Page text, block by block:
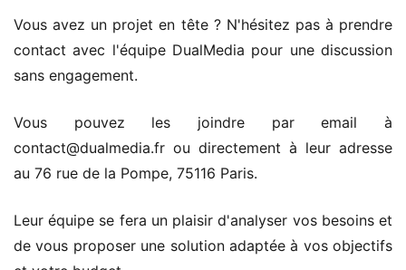
Vous avez un projet en tête ? N'hésitez pas à prendre
contact avec l'équipe DualMedia pour une discussion
sans engagement.
Vous pouvez les joindre par email à
contact@dualmedia.fr ou directement à leur adresse
au 76 rue de la Pompe, 75116 Paris.
Leur équipe se fera un plaisir d'analyser vos besoins et
de vous proposer une solution adaptée à vos objectifs